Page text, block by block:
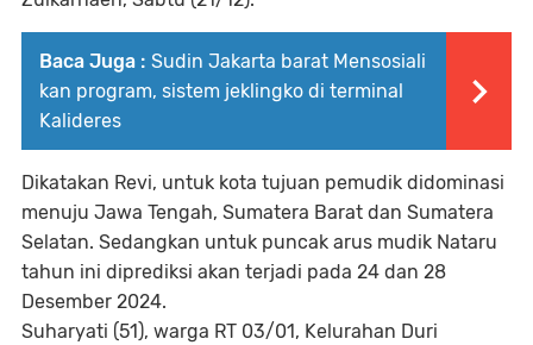
Baca Juga : Sudin Jakarta barat Mensosiali
kan program, sistem jeklingko di terminal
Kalideres
Dikatakan Revi, untuk kota tujuan pemudik didominasi
menuju Jawa Tengah, Sumatera Barat dan Sumatera
Selatan. Sedangkan untuk puncak arus mudik Nataru
tahun ini diprediksi akan terjadi pada 24 dan 28
Desember 2024.
Suharyati (51), warga RT 03/01, Kelurahan Duri